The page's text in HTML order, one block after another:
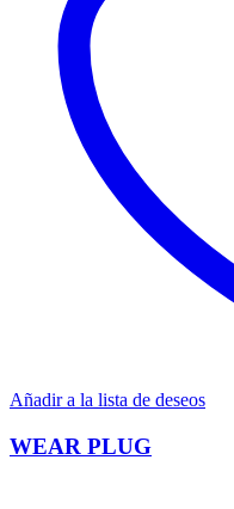
Añadir a la lista de deseos
WEAR PLUG